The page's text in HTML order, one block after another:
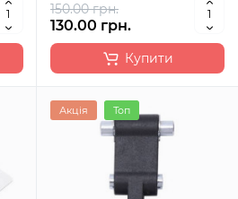
150.00 грн.
130.00 грн.
Купити
Акція Топ